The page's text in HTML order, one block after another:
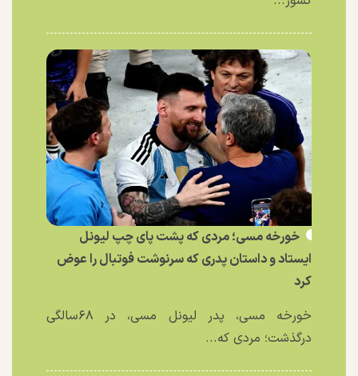
خورخه مسی؛ مردی که پشت پای چپ لیونل
ایستاد و داستان پدری که سرنوشت فوتبال را عوض
کرد
خورخه مسی، پدر لیونل مسی، در ۶۸سالگی
درگذشت؛ مردی که...